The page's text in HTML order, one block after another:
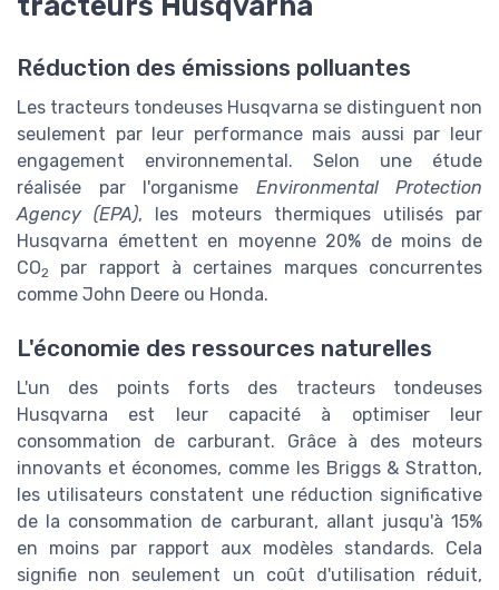
Réduction des émissions polluantes
Les tracteurs tondeuses Husqvarna se distinguent non
seulement par leur performance mais aussi par leur
engagement environnemental. Selon une étude
réalisée par l'organisme Environmental Protection
Agency (EPA), les moteurs thermiques utilisés par
Husqvarna émettent en moyenne 20% de moins de
CO2
par rapport à certaines marques concurrentes
comme John Deere ou Honda.
L'économie des ressources naturelles
L'un des points forts des tracteurs tondeuses
Husqvarna est leur capacité à optimiser leur
consommation de carburant. Grâce à des moteurs
innovants et économes, comme les Briggs & Stratton,
les utilisateurs constatent une réduction significative
de la consommation de carburant, allant jusqu'à 15%
en moins par rapport aux modèles standards. Cela
signifie non seulement un coût d'utilisation réduit,